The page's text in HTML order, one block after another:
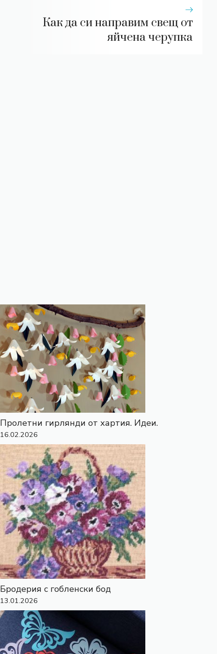
Как да си направим свещ от
яйчена черупка
Пролетни гирлянди от хартия. Идеи.
16.02.2026
Бродерия с гобленски бод
13.01.2026